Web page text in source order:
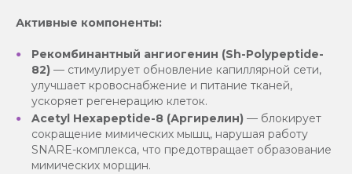
Активные компоненты:
Рекомбинантный ангиогенин (Sh-Polypeptide-
82) — стимулирует обновление капиллярной сети,
улучшает кровоснабжение и питание тканей,
ускоряет регенерацию клеток.
Acetyl Hexapeptide-8 (Аргирелин) — блокирует
сокращение мимических мышц, нарушая работу
SNARE-комплекса, что предотвращает образование
мимических морщин.